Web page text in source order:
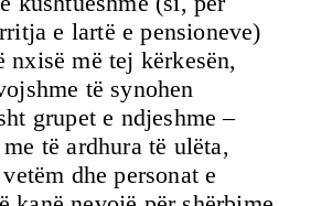
e lartë e pensioneve)
nxisë më tej kërkesën,
të synohen
grupet e ndjeshme –
të ardhura të ulëta,
dhe personat e